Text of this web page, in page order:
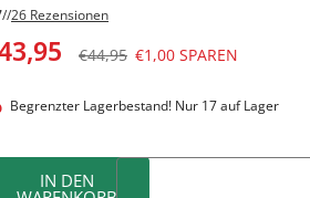
//26 Rezensionen
€44,95 €1,00 SPAREN
Begrenzter Lagerbestand! Nur 17 auf Lager
IN DEN